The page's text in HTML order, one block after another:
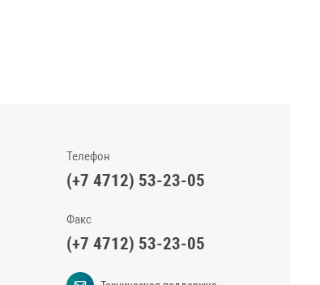
Телефон
(+7 4712) 53-23-05
Факс
(+7 4712) 53-23-05